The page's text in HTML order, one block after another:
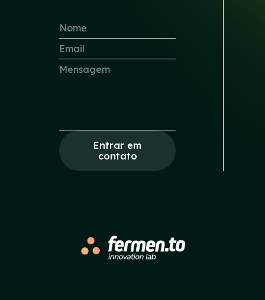
Entrar em
contato